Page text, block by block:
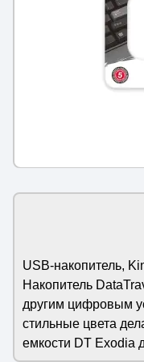
USB-накопитель,
Накопитель
другим цифровым
стильные цвета
емкости DT Exodia